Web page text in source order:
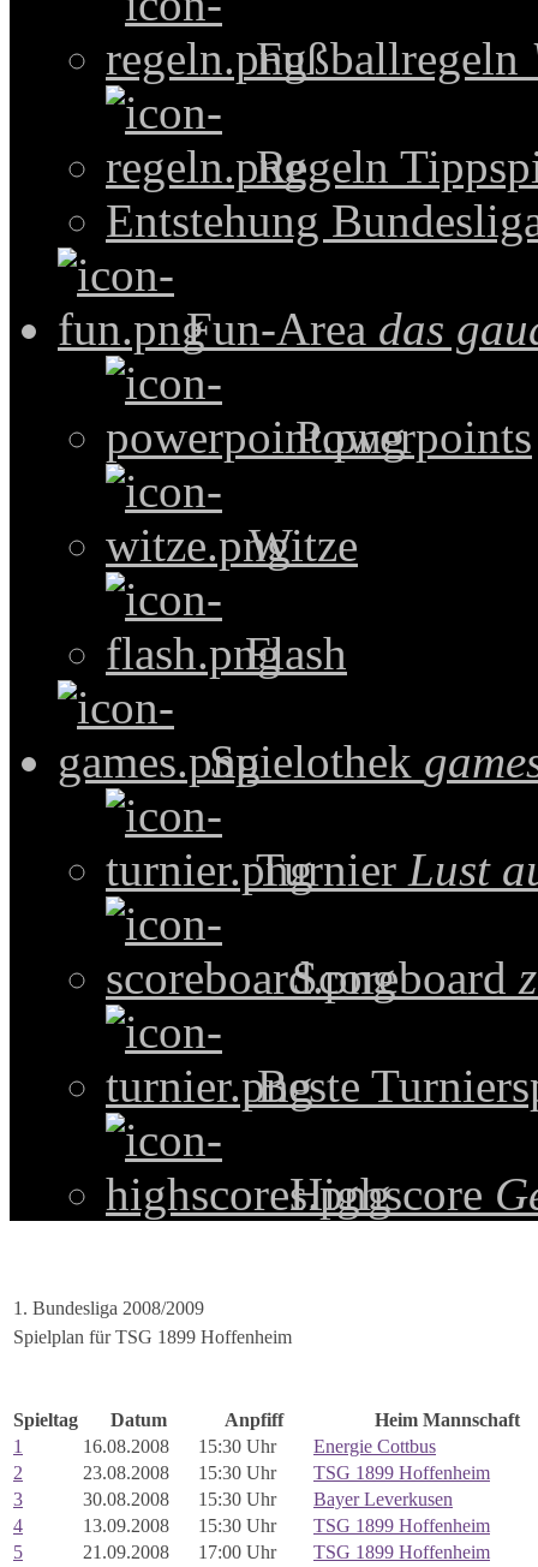
Fußballregeln
Regeln
Entstehung
Fun-Area das
Powerpoints
Witze
Flash
Spielothek
Turnier Lust
Scoreboard
Beste
Highscore
1. Bundesliga 2008/2009
Spielplan für TSG 1899 Hoffenheim
Spieltag Datum Anpfiff
Heim Mannschaft
1
16.08.2008 15:30 Uhr
Energie Cottbus
2
23.08.2008 15:30 Uhr
TSG 1899 Hoffenheim
3
30.08.2008 15:30 Uhr
Bayer Leverkusen
4
13.09.2008 15:30 Uhr
TSG 1899 Hoffenheim
5
21.09.2008 17:00 Uhr
TSG 1899 Hoffenheim